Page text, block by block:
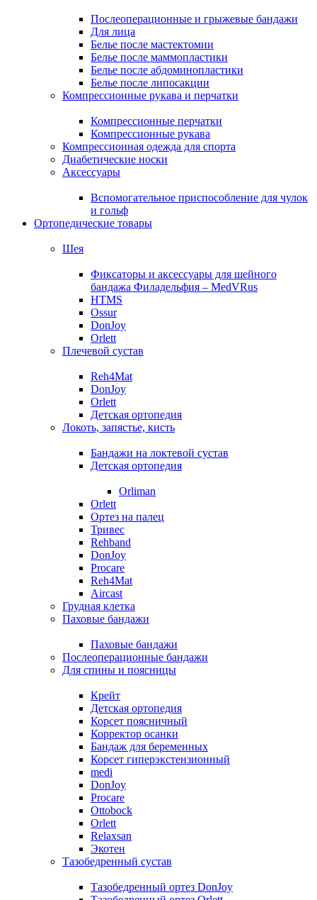
Послеоперационные и грыжевые бандажи
Для лица
Белье после мастектомии
Белье после маммопластики
Белье после абдоминопластики
Белье после липосакции
Компрессионные рукава и перчатки
Компрессионные перчатки
Компрессионные рукава
Компрессионная одежда для спорта
Диабетические носки
Аксессуары
Вспомогательное приспособление для чулок
и гольф
Ортопедические товары
Шея
Фиксаторы и аксессуары для шейного
бандажа Филадельфия – MedVRus
HTMS
Ossur
DonJoy
Orlett
Плечевой сустав
Reh4Mat
DonJoy
Orlett
Детская ортопедия
Локоть, запястье, кисть
Бандажи на локтевой сустав
Детская ортопедия
Orliman
Orlett
Ортез на палец
Тривес
Rehband
DonJoy
Procare
Reh4Mat
Aircast
Грудная клетка
Паховые бандажи
Паховые бандажи
Послеоперационные бандажи
Для спины и поясницы
Крейт
Детская ортопедия
Корсет поясничный
Корректор осанки
Бандаж для беременных
Корсет гиперэкстензионный
medi
DonJoy
Procare
Ottobock
Orlett
Relaxsan
Экотен
Тазобедренный сустав
Тазобедренный ортез DonJoy